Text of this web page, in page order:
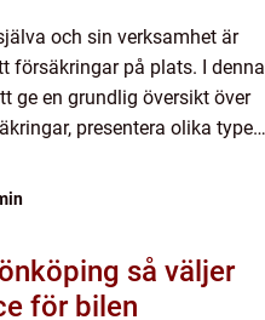
och sin verksamhet är
försäkringar på plats. I denna
ge en grundlig översikt över
presentera olika typer
så väljer
för bilen